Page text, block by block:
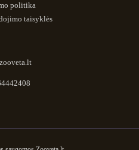
politika
taisyklės